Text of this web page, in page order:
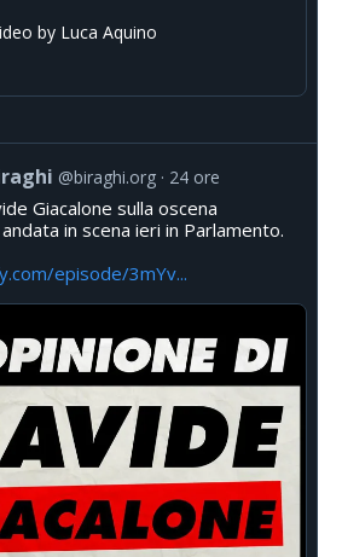
by Luca Aquino
@biraghi.org 24 ore
Giacalone sulla oscena
in scena ieri in Parlamento.
episode/3mYv...